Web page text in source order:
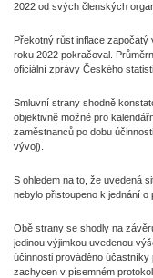
2022 od svých členských
Překotný růst inflace započatý
roku 2022 pokračoval.
oficiální zprávy Českého
Smluvní strany shodně
objektivně možné pro
zaměstnanců po dobu
vývoj).
S ohledem na to, že uvedená
nebylo přistoupeno k jednání o
Obě strany se shodly na
jedinou výjimkou uvedenou
účinnosti prováděno účastníky
zachycen v písemném